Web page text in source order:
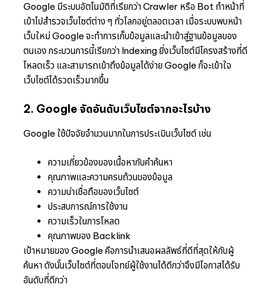
Google มีระบบอัตโนมัติที่เรียกว่า Crawler หรือ Bot ทำหน้าที่
เข้าไปสำรวจเว็บไซต์ต่าง ๆ ทั่วโลกอยู่ตลอดเวลา เมื่อระบบพบหน้า
เว็บใหม่ Google จะทำการเก็บข้อมูลและนำเข้าสู่ฐานข้อมูลของ
ตนเอง กระบวนการนี้เรียกว่า Indexing ยิ่งเว็บไซต์มีโครงสร้างที่ดี
โหลดเร็ว และสามารถเข้าถึงข้อมูลได้ง่าย Google ก็จะเข้าใจ
เว็บไซต์ได้รวดเร็วมากขึ้น
2. Google จัดอันดับเว็บไซต์จากอะไรบ้าง
Google ใช้ปัจจัยจำนวนมากในการประเมินเว็บไซต์ เช่น
ความเกี่ยวข้องของเนื้อหากับคำค้นหา
คุณภาพและความครบถ้วนของข้อมูล
ความน่าเชื่อถือของเว็บไซต์
ประสบการณ์การใช้งาน
ความเร็วในการโหลด
คุณภาพของ Backlink
เป้าหมายของ Google คือการนำเสนอผลลัพธ์ที่ดีที่สุดให้กับผู้
ค้นหา ดังนั้นเว็บไซต์ที่ตอบโจทย์ผู้ใช้งานได้ดีกว่าจึงมีโอกาสได้รับ
อันดับที่ดีกว่า